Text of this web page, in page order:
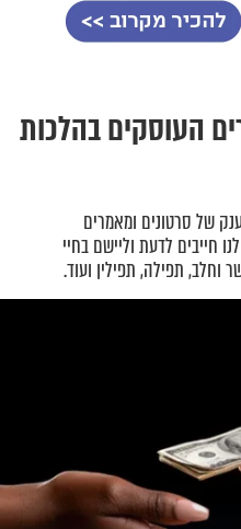
העוסקים בהלכות
של סרטונים ומאמרים
חייבים לדעת וליישם בחיי
וחלב, תפילה, תפילין ועוד.